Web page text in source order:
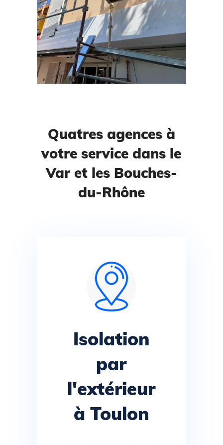
Quatres agences à
votre service dans le
Var et les Bouches-
du-Rhône
Isolation
par
l'extérieur
à Toulon